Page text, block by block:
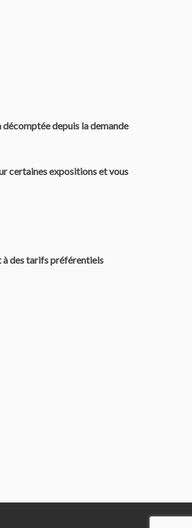
décomptée depuis la demande
certaines expositions et vous
à des tarifs préférentiels